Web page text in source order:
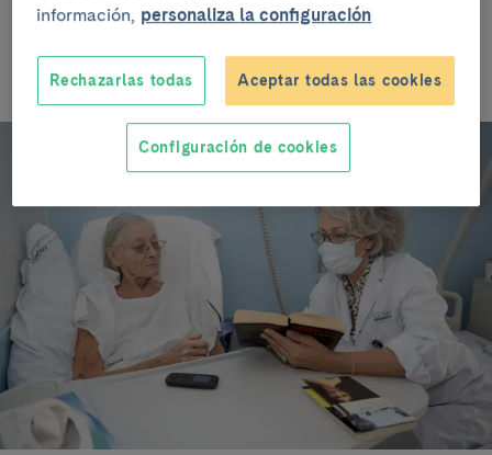
Coordina: Anna Jover
información, personaliza la configuración
Rechazarlas todas Aceptar todas las cookies
Configuración de cookies